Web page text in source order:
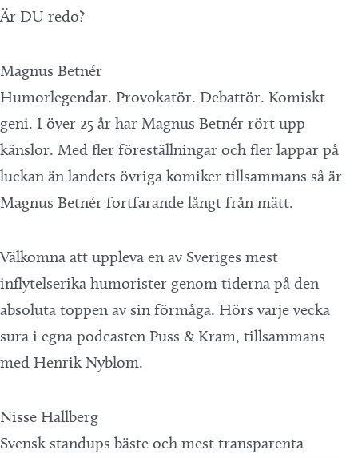
Är DU redo?
Magnus Betnér
Humorlegendar. Provokatör. Debattör. Komiskt
geni. I över 25 år har Magnus Betnér rört upp
känslor. Med fler föreställningar och fler lappar på
luckan än landets övriga komiker tillsammans så är
Magnus Betnér fortfarande långt från mätt.
Välkomna att uppleva en av Sveriges mest
inflytelserika humorister genom tiderna på den
absoluta toppen av sin förmåga. Hörs varje vecka
sura i egna podcasten Puss & Kram, tillsammans
med Henrik Nyblom.
Nisse Hallberg
Svensk standups bäste och mest transparenta